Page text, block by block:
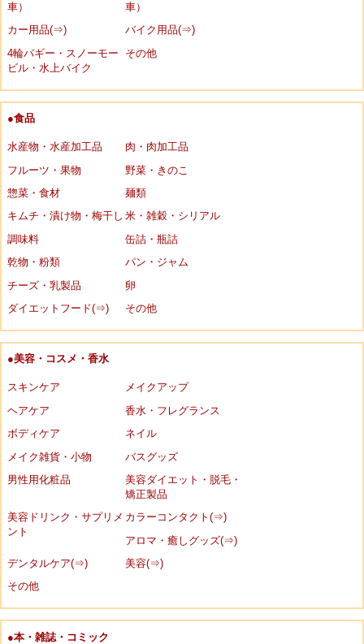
車）
車）
カー用品(⇒)
バイク用品(⇒)
4輪バギー・スノーモー
ビル・水上バイク
その他
●食品
水産物・水産加工品
肉・肉加工品
フルーツ・果物
野菜・きのこ
惣菜・食材
麺類
キムチ・漬け物・梅干し 米・雑穀・シリアル
調味料
缶詰・瓶詰
乾物・粉類
パン・ジャム
チーズ・乳製品
卵
ダイエットフード(⇒)
その他
●美容・コスメ・香水
スキンケア
メイクアップ
ヘアケア
香水・フレグランス
ボディケア
ネイル
メイク雑貨・小物
バスグッズ
男性用化粧品
美容ダイエット・脱毛・
矯正製品
美容ドリンク・サプリメ
ント
カラーコンタクト(⇒)
アロマ・癒しグッズ(⇒)
デンタルケア(⇒)
美容(⇒)
その他
●本・雑誌・コミック